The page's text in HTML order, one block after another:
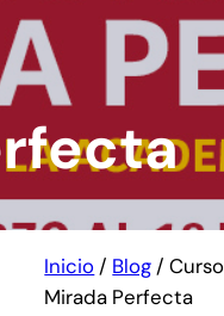
Inicio / Blog /Curso
Mirada Perfecta